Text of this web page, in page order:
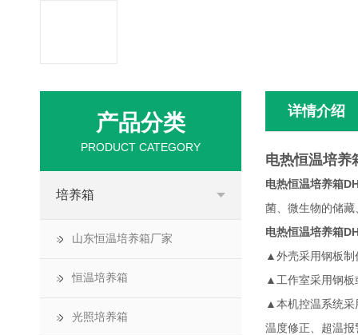
详情介绍
电热恒温培养
电热恒温培养箱
菌、微生物的储
电热恒温培养箱
▲外壳采用钢板制
▲工作室采用钢板
▲本机控温系统采
温度修正、超温
产品分类
PRODUCT CATEGORY
培养箱
山东恒温培养箱厂家
恒温培养箱
光照培养箱